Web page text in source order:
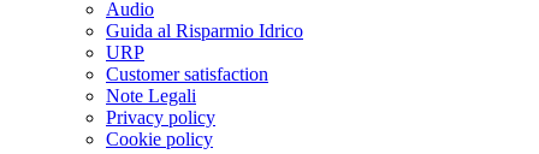
Audio
Guida al Risparmio Idrico
URP
Customer satisfaction
Note Legali
Privacy policy
Cookie policy